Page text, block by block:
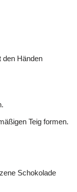
den Händen
Teig formen.
Schokolade